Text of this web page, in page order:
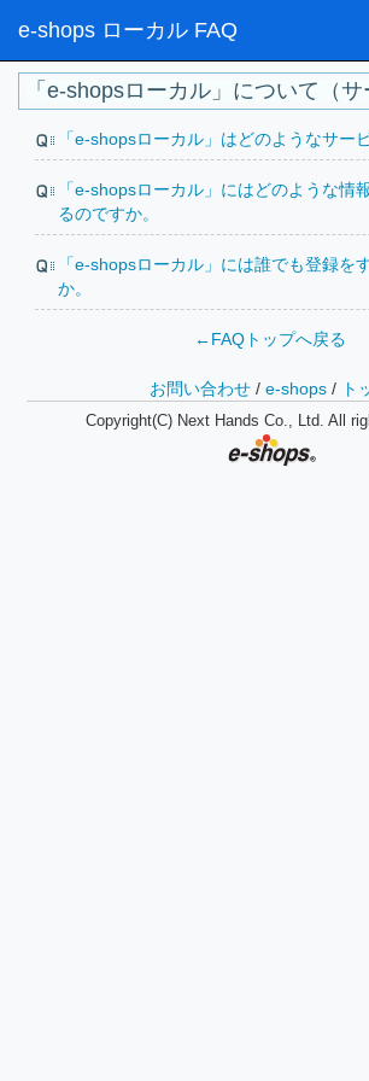
e-shops ローカル FAQ
「e-shopsローカル」について（サ
「e-shopsローカル」はどのようなサー
「e-shopsローカル」にはどのような情
るのですか。
「e-shopsローカル」には誰でも登録を
か。
←FAQトップへ戻る
お問い合わせ/ e-shops/ ト
Copyright(C) Next Hands Co., Ltd. All